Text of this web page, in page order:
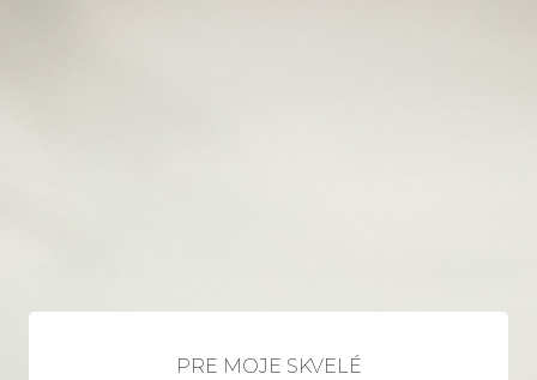
PRE MOJE SKVELÉ